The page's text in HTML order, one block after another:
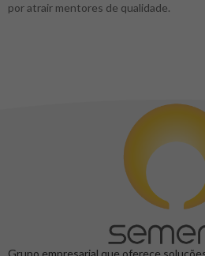
por atrair mentores de qualidade.